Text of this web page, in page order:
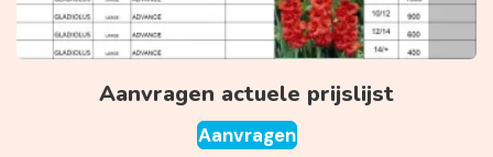
Aanvragen actuele prijslijst
Aanvragen